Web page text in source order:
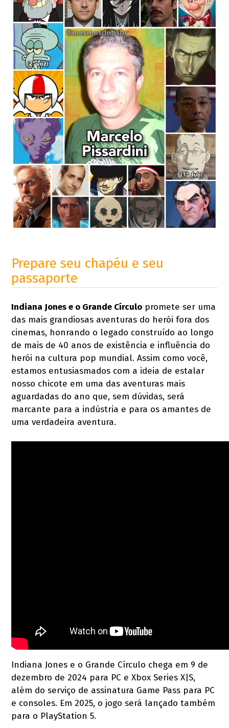
Prepare seu chapéu e seu
passaporte
Indiana Jones e o Grande Círculo promete ser uma
das mais grandiosas aventuras do herói fora dos
cinemas, honrando o legado construído ao longo
de mais de 40 anos de existência e influência do
herói na cultura pop mundial. Assim como você,
estamos entusiasmados com a ideia de estalar
nosso chicote em uma das aventuras mais
aguardadas do ano que, sem dúvidas, será
marcante para a indústria e para os amantes de
uma verdadeira aventura.
Indiana Jones e o Grande Círculo chega em 9 de
dezembro de 2024 para PC e Xbox Series X|S,
além do serviço de assinatura Game Pass para PC
e consoles. Em 2025, o jogo será lançado também
para o PlayStation 5.